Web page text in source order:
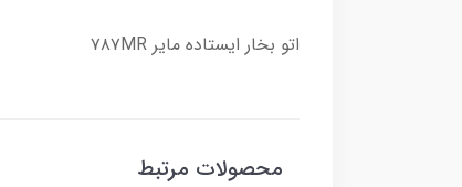
اتو بخار ایستاده مایر ۷۸۷MR
محصولات مرتبط